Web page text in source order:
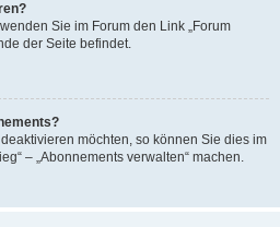
Sie im Forum den Link „Forum
der Seite befindet.
möchten, so können Sie dies im
– „Abonnements verwalten“ machen.